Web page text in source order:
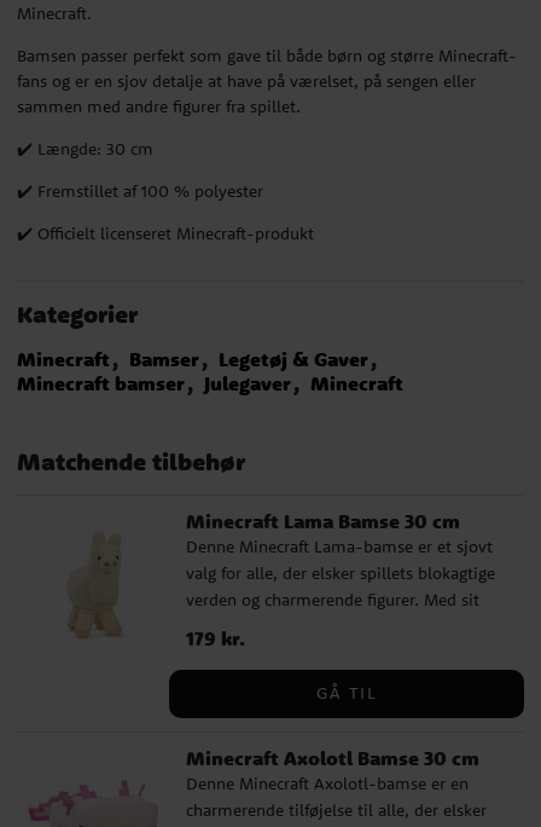
Minecraft.
Bamsen passer perfekt som gave til både børn og større Minecraft-
fans og er en sjov detalje at have på værelset, på sengen eller
sammen med andre figurer fra spillet.
✔️ Længde: 30 cm
✔️ Fremstillet af 100 % polyester
✔️ Officielt licenseret Minecraft-produkt
Kategorier
Minecraft Bamser
Legetøj & Gaver
Minecraft bamser
Julegaver Minecraft
Matchende tilbehør
Minecraft Lama Bamse 30 cm
Denne Minecraft Lama-bamse er et sjovt
valg for alle, der elsker spillets blokagtige
verden og charmerende figurer. Med sit
velkendte udseende er lamaen let at
genkende og bliver hurtigt en favorit, både
at lege med og have stående fremme i
rummet. Bamsen passer perfekt som gave
for den, der ønsker at bringe en del af
spillet ind i hverdagen. En blød og værdsat
figur, der passer lige så godt til leg som til
Pris :179 kr.
179 kr.
GÅ TIL
Minecraft Axolotl Bamse 30 cm
Denne Minecraft Axolotl-bamse er en
charmerende tilføjelse til alle, der elsker